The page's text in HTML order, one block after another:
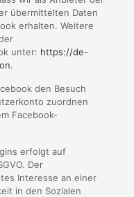
übermittelten Daten
erhalten. Weitere
unter: https://de-
.
den Besuch
zuordnen
Facebook-
erfolgt auf
Der
Interesse an einer
in den Sozialen